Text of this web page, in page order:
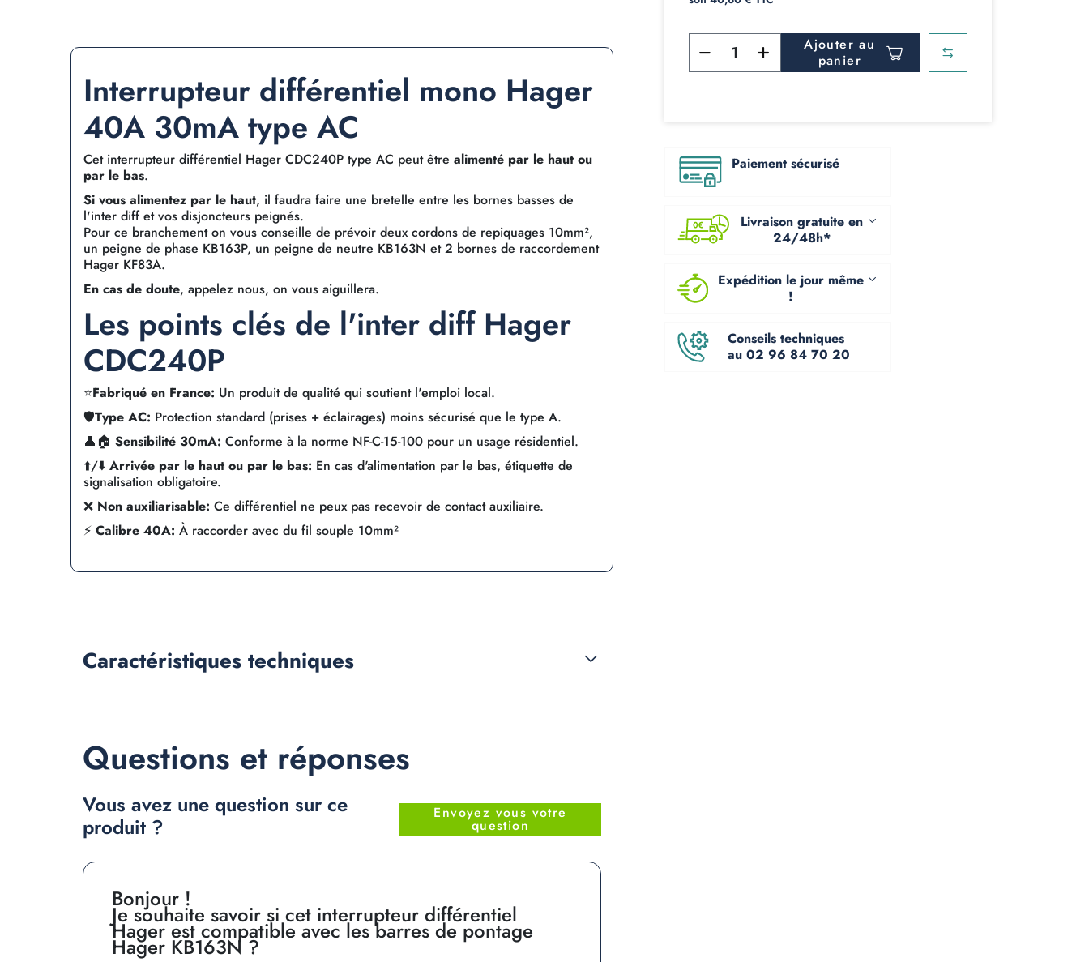
Ajouter au
panier
Paiement sécurisé
Livraison gratuite en
24/48h*
Expédition le jour même
!
Conseils techniques
au 02 96 84 70 20
Interrupteur différentiel mono Hager
40A 30mA type AC
Cet interrupteur différentiel Hager CDC240P type AC peut êtrealimenté par le haut ou
par le bas.
Si vous alimentez par le haut, il faudra faire une bretelle entre les bornes basses de
l'inter diff et vos disjoncteurs peignés.
Pour ce branchement on vous conseille de prévoir deux cordons de repiquages 10mm²,
un peigne de phase KB163P, un peigne de neutre KB163N et 2 bornes de raccordement
Hager KF83A.
En cas de doute, appelez nous, on vous aiguillera.
Les points clés de l'inter diff Hager
CDC240P
⭐Fabriqué en France: Un produit de qualité qui soutient l'emploi local.
🛡️Type AC: Protection standard (prises + éclairages) moins sécurisé que le type A.
👤🏠Sensibilité 30mA:Conforme à la norme NF-C-15-100 pour un usage résidentiel.
⬆️/⬇️Arrivée par le haut ou par le bas: En cas d'alimentation par le bas, étiquette de
signalisation obligatoire.
❌ Non auxiliarisable:Ce différentiel ne peux pas recevoir de contact auxiliaire.
⚡Calibre 40A:À raccorder avec du fil souple 10mm²
Caractéristiquestechniques
Questions et réponses
Vous avez une question sur ce
produit ?
Envoyez vous votre
question
Bonjour !
Je souhaite savoir si cet interrupteur différentiel
Hager est compatible avec les barres de pontage
Hager KB163N ?